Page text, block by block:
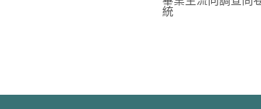
統